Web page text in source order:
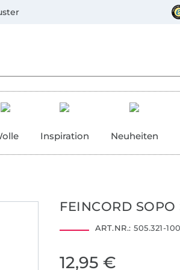
Inspiration Neuheiten
FEINCORD SOPO
ART.NR.: 505.321-
12,95 €
Kauf auf Rechnung, Vorkasse